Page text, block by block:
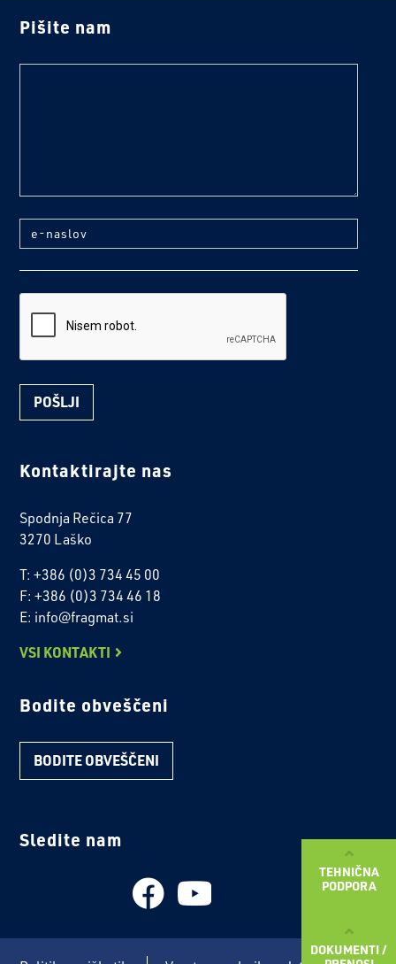
TEHNIČNA
PODPORA
DOKUMENTI /
Pišite nam
e-naslov
Kontaktirajte nas
Spodnja Rečica 77
3270 Laško
T: +386 (0)3 734 45 00
F: +386 (0)3 734 46 18
E: info@fragmat.si
VSI KONTAKTI
Bodite obveščeni
BODITE OBVEŠČENI
Sledite nam